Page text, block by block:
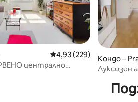
Средна оценка: 4,93 от
4,93 (229)
централно
Кондо –
Луксозен